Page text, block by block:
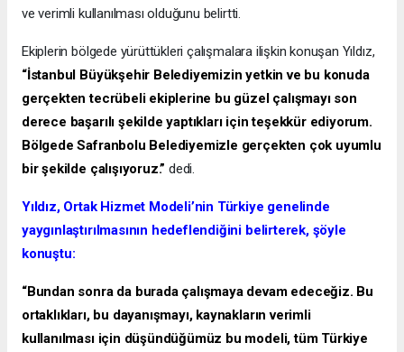
ve verimli kullanılması olduğunu belirtti.
Ekiplerin bölgede yürüttükleri çalışmalara ilişkin konuşan Yıldız,
“İstanbul Büyükşehir Belediyemizin yetkin ve bu konuda
gerçekten tecrübeli ekiplerine bu güzel çalışmayı son
derece başarılı şekilde yaptıkları için teşekkür ediyorum.
Bölgede Safranbolu Belediyemizle gerçekten çok uyumlu
bir şekilde çalışıyoruz.” dedi.
Yıldız, Ortak Hizmet Modeli’nin Türkiye genelinde
yaygınlaştırılmasının hedeflendiğini belirterek, şöyle
konuştu:
“Bundan sonra da burada çalışmaya devam edeceğiz. Bu
ortaklıkları, bu dayanışmayı, kaynakların verimli
kullanılması için düşündüğümüz bu modeli, tüm Türkiye